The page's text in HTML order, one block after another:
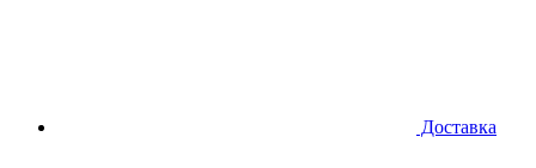
Доставка